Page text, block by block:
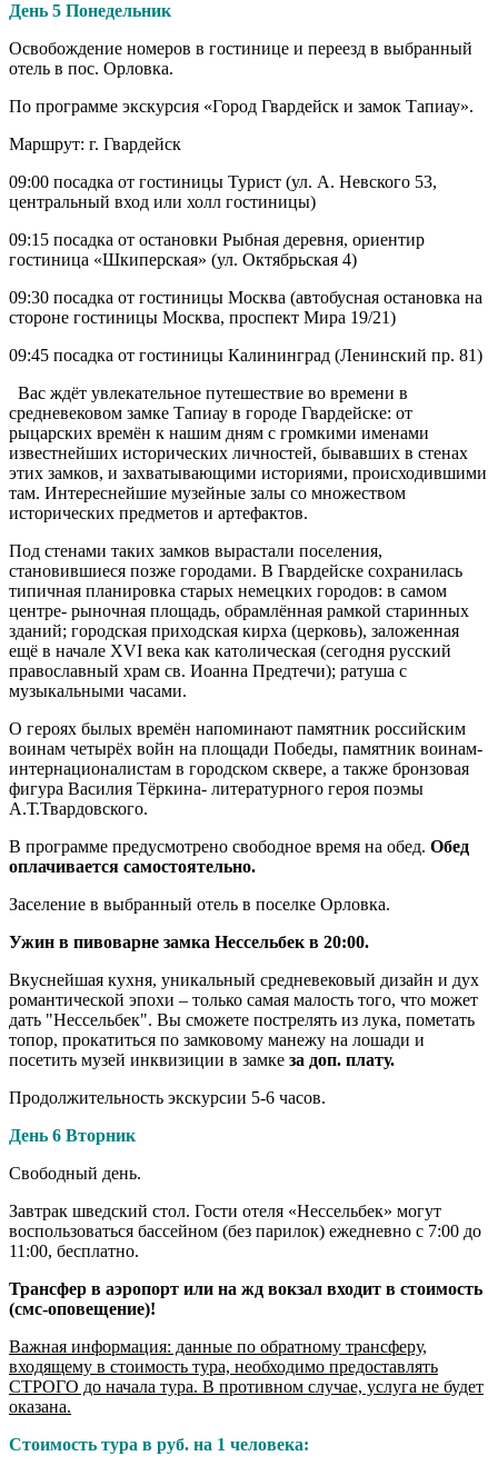
День 5 Понедельник
Освобождение номеров в гостинице и переезд в выбранный
отель в пос. Орловка.
По программе экскурсия «Город Гвардейск и замок Тапиау».
Маршрут: г. Гвардейск
09:00 посадка от гостиницы Турист (ул. А. Невского 53,
центральный вход или холл гостиницы)
09:15 посадка от остановки Рыбная деревня, ориентир
гостиница «Шкиперская» (ул. Октябрьская 4)
09:30 посадка от гостиницы Москва (автобусная остановка на
стороне гостиницы Москва, проспект Мира 19/21)
09:45 посадка от гостиницы Калининград (Ленинский пр. 81)
Вас ждёт увлекательное путешествие во времени в
средневековом замке Тапиау в городе Гвардейске: от
рыцарских времён к нашим дням с громкими именами
известнейших исторических личностей, бывавших в стенах
этих замков, и захватывающими историями, происходившими
там. Интереснейшие музейные залы со множеством
исторических предметов и артефактов.
Под стенами таких замков вырастали поселения,
становившиеся позже городами. В Гвардейске сохранилась
типичная планировка старых немецких городов: в самом
центре- рыночная площадь, обрамлённая рамкой старинных
зданий; городская приходская кирха (церковь), заложенная
ещё в начале XVI века как католическая (сегодня русский
православный храм св. Иоанна Предтечи); ратуша с
музыкальными часами.
О героях былых времён напоминают памятник российским
воинам четырёх войн на площади Победы, памятник воинам-
интернационалистам в городском сквере, а также бронзовая
фигура Василия Тёркина- литературного героя поэмы
А.Т.Твардовского.
В программе предусмотрено свободное время на обед. Обед
оплачивается самостоятельно.
Заселение в выбранный отель в поселке Орловка.
Ужин в пивоварне замка Нессельбек в 20:00.
Вкуснейшая кухня, уникальный средневековый дизайн и дух
романтической эпохи – только самая малость того, что может
дать "Нессельбек". Вы сможете пострелять из лука, пометать
топор, прокатиться по замковому манежу на лошади и
посетить музей инквизиции в замке за доп. плату.
Продолжительность экскурсии 5-6 часов.
День 6 Вторник
Свободный день.
Завтрак шведский стол. Гости отеля «Нессельбек» могут
воспользоваться бассейном (без парилок) ежедневно с 7:00 до
11:00, бесплатно.
Трансфер в аэропорт или на жд вокзал входит в стоимость
(смс-оповещение)!
Важная информация: данные по обратному трансферу,
входящему в стоимость тура, необходимо предоставлять
СТРОГО до начала тура. В противном случае, услуга не будет
оказана.
Стоимость тура в руб. на 1 человека: